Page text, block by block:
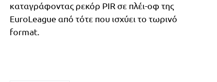
καταγράφοντας ρεκόρ PIR σε πλέι-οφ της
EuroLeague από τότε που ισχύει το τωρινό
format.